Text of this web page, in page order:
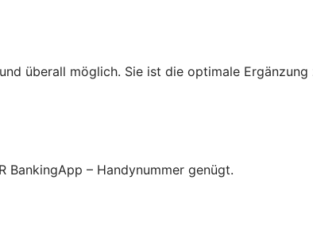
überall möglich. Sie ist die optimale Ergänzung
BankingApp – Handynummer genügt.